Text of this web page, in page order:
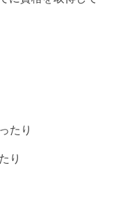
たり
り